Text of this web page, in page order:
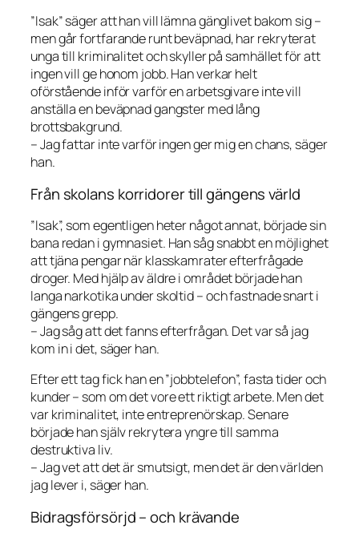
”Isak” säger att han vill lämna gänglivet bakom sig –
men går fortfarande runt beväpnad, har rekryterat
unga till kriminalitet och skyller på samhället för att
ingen vill ge honom jobb. Han verkar helt
oförstående inför varför en arbetsgivare inte vill
anställa en beväpnad gangster med lång
brottsbakgrund.
– Jag fattar inte varför ingen ger mig en chans, säger
han.
Från skolans korridorer till gängens värld
”Isak”, som egentligen heter något annat, började sin
bana redan i gymnasiet. Han såg snabbt en möjlighet
att tjäna pengar när klasskamrater efterfrågade
droger. Med hjälp av äldre i området började han
langa narkotika under skoltid – och fastnade snart i
gängens grepp.
– Jag såg att det fanns efterfrågan. Det var så jag
kom in i det, säger han.
Efter ett tag fick han en ”jobbtelefon”, fasta tider och
kunder – som om det vore ett riktigt arbete. Men det
var kriminalitet, inte entreprenörskap. Senare
började han själv rekrytera yngre till samma
destruktiva liv.
– Jag vet att det är smutsigt, men det är den världen
jag lever i, säger han.
Bidragsförsörjd – och krävande